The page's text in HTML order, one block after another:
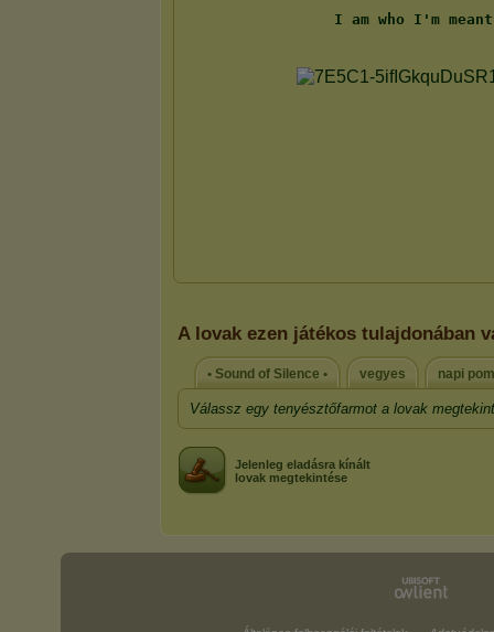
A lovak ezen játékos tulajdonában
• Sound of Silence • vegyes napi
Válassz egy tenyésztőfarmot a lovak
Jelenleg eladásra kínált
lovak megtekintése